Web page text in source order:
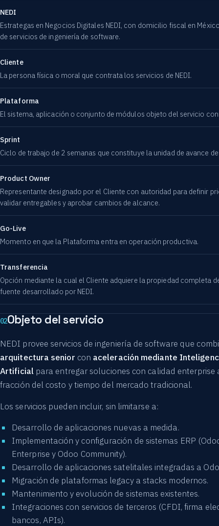
NEDI
Estrategas en Negocios Digitales NEDI, con domicilio fiscal en
de servicios de ingeniería de software.
Cliente
La persona física o moral que contrata los servicios de NEDI.
Plataforma
El sistema, aplicación o conjunto de módulos objeto del servicio
Sprint
Ciclo de trabajo de 2 semanas que constituye la unidad de avance
Product Owner
Representante designado por el Cliente con autoridad para definir
validar entregables y aprobar cambios de alcance.
Go-Live
Momento en que la Plataforma entra en operación productiva.
Transferencia
Opción mediante la cual el Cliente adquiere la propiedad completa
fuente desarrollado por NEDI.
02Objeto del servicio
NEDI provee servicios de ingeniería de software que
arquitectura senior con aceleración mediante
Artificialpara entregar soluciones con calidad enterprise
fracción del costo y tiempo del mercado tradicional.
Los servicios pueden incluir, sin limitarse a:
Desarrollo de aplicaciones nuevas a medida.
Implementación y configuración de sistemas ERP
Enterprise y Odoo Community).
Desarrollo de aplicaciones satelitales integradas a
Migración de plataformas legacy a stacks modernos.
Mantenimiento y evolución de sistemas existentes.
Integraciones con servicios de terceros (CFDI, firma
bancos, APIs).